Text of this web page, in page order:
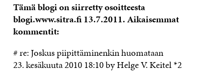
Tämä blogi on siirretty osoitteesta
blogi.www.sitra.fi 13.7.2011. Aikaisemmat
kommentit:
# re: Joskus piipittäminenkin huomataan
23. kesäkuuta 2010 18:10 by Helge V. Keitel *2